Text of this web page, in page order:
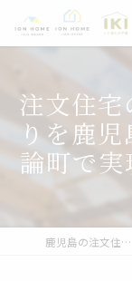
注文住宅
りを鹿
論町で
鹿児島の注文住宅なら株式会社イオン・ホーム